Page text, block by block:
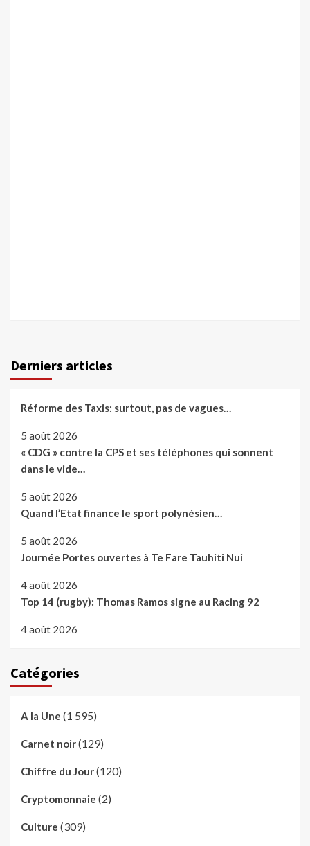
Derniers articles
Réforme des Taxis: surtout, pas de vagues…
5 août 2026
« CDG » contre la CPS et ses téléphones qui sonnent
dans le vide…
5 août 2026
Quand l’Etat finance le sport polynésien…
5 août 2026
Journée Portes ouvertes à Te Fare Tauhiti Nui
4 août 2026
Top 14 (rugby): Thomas Ramos signe au Racing 92
4 août 2026
Catégories
A la Une (1 595)
Carnet noir(129)
Chiffre du Jour(120)
Cryptomonnaie (2)
Culture (309)